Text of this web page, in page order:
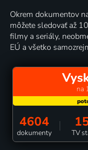
Okrem dokumentov
môžete sledovať až
filmy a seriály,
EÚ a všetko
na
4604
dokumenty TV